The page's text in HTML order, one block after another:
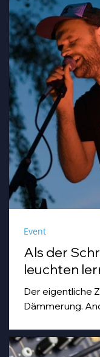
Als der
leuchten
Der eigentliche
Dämmerung.
strich mit einem
Gitarre,
Event